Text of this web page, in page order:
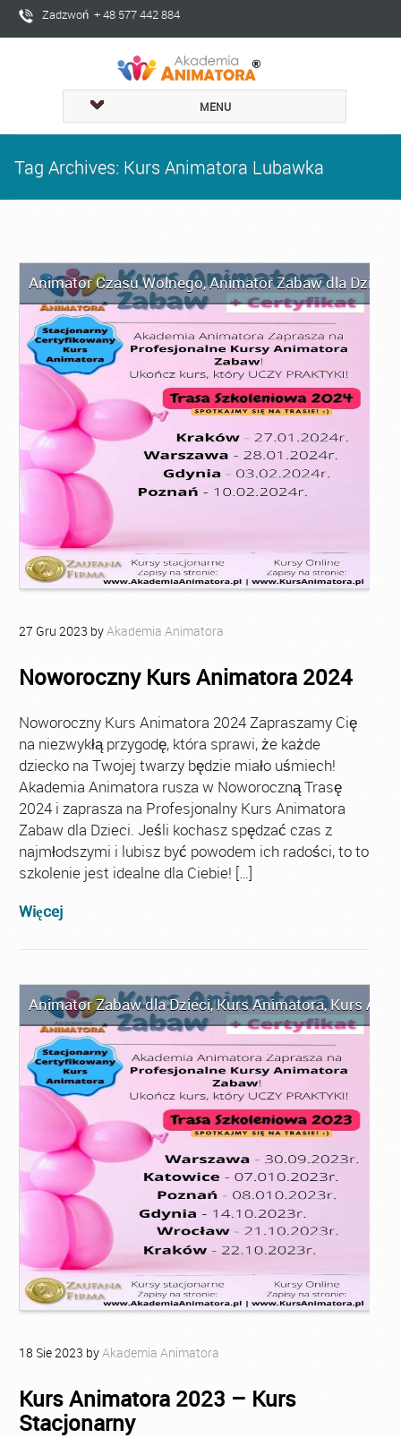
Zadzwoń + 48 577 442 884
MENU
Tag Archives: Kurs Animatora Lubawka
Animator Czasu Wolnego,Animator Zabaw dla Dzieci
27 Gru 2023 byAkademia Animatora
Noworoczny Kurs Animatora 2024
Noworoczny Kurs Animatora 2024 Zapraszamy Cię
na niezwykłą przygodę, która sprawi, że każde
dziecko na Twojej twarzy będzie miało uśmiech!
Akademia Animatora rusza w Noworoczną Trasę
2024 i zaprasza na Profesjonalny Kurs Animatora
Zabaw dla Dzieci. Jeśli kochasz spędzać czas z
najmłodszymi i lubisz być powodem ich radości, to to
szkolenie jest idealne dla Ciebie! […]
Więcej
Animator Zabaw dla Dzieci,Kurs Animatora,Kurs
18 Sie2023 byAkademia Animatora
Kurs Animatora 2023 – Kurs
Stacjonarny